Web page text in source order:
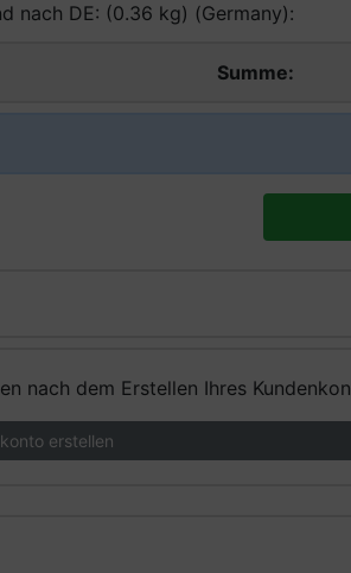
nach DE: (0.36 kg) (Germany):
Summe:
nach dem Erstellen Ihres
erstellen